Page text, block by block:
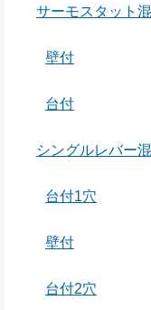
サーモスタット
壁付
台付
シングルレバー
台付1穴
壁付
台付2穴